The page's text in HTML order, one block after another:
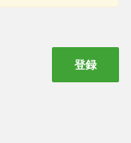
登録